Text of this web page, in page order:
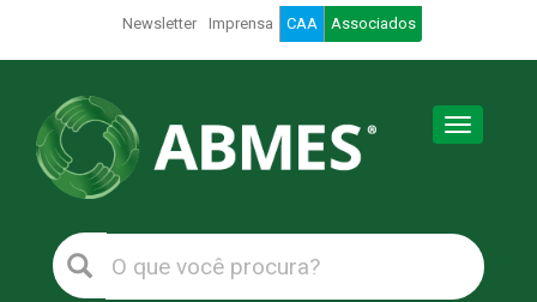
Newsletter Imprensa CAA Associados
Toggle